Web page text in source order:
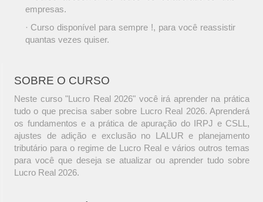
empresas.
· Curso disponível para sempre !, para você reassistir
quantas vezes quiser.
SOBRE O CURSO
Neste curso "Lucro Real 2026" você irá aprender na prática
tudo o que precisa saber sobre Lucro Real 2026. Aprenderá
os fundamentos e a prática de apuração do IRPJ e CSLL,
ajustes de adição e exclusão no LALUR e planejamento
tributário para o regime de Lucro Real e vários outros temas
para você que deseja se atualizar ou aprender tudo sobre
Lucro Real 2026.